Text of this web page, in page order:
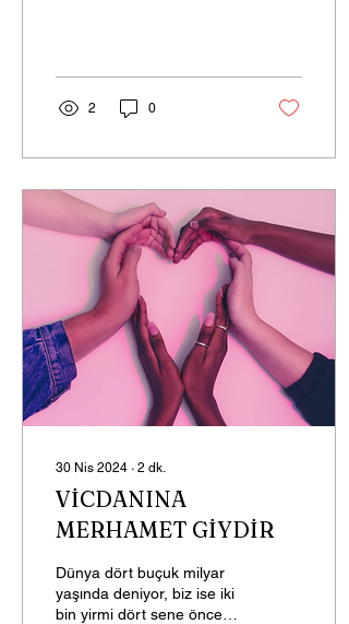
2 0
30 Nis 2024 ∙ 2 dk.
VİCDANINA
MERHAMET GİYDİR
Dünya dört buçuk milyar
yaşında deniyor, biz ise iki
bin yirmi dört sene önce